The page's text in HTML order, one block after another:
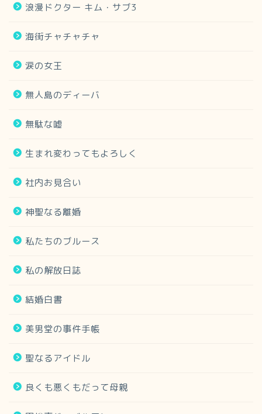
浪漫ドクター キム・サブ3
海街チャチャチャ
涙の女王
無人島のディーバ
無駄な嘘
生まれ変わってもよろしく
社内お見合い
神聖なる離婚
私たちのブルース
私の解放日誌
結婚白書
美男堂の事件手帳
聖なるアイドル
良くも悪くもだって母親